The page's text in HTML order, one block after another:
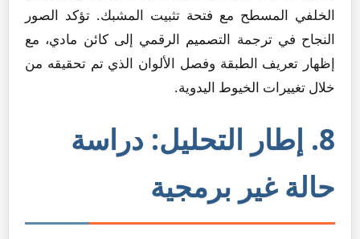
الخلفي المسطح مع فتحة تثبيت المشبك. تؤكد الصور
النجاح في ترجمة التصميم الرقمي إلى كائن مادي، مع
إظهار تعريف الطبقة وفصل الألوان الذي تم تحقيقه من
خلال تغييرات الخيوط اليدوية.
8. إطار التحليل: دراسة
حالة غير برمجية